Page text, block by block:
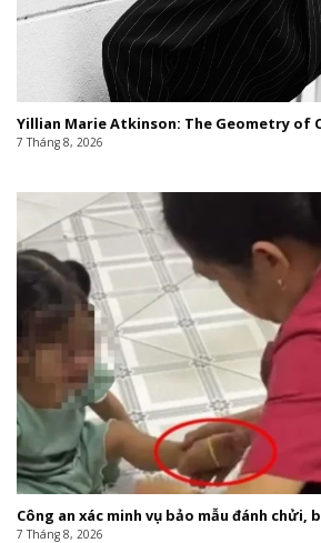
Yillian Marie Atkinson: The Geometry of
7 Tháng 8, 2026
Công an xác minh vụ bảo mẫu đánh chửi,
7 Tháng 8, 2026